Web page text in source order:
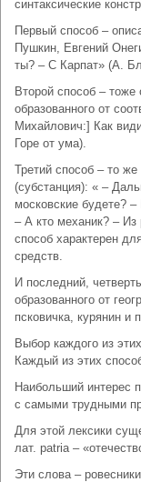
синтаксические
Первый способ –
Пушкин, Евгений
ты? – С Карпат» (А.
Второй способ –
образованного от
Михайлович:] Как
Горе от ума).
Третий способ – то
(субстанция): « –
московские будете?
– А кто механик? –
способ характерен
средств.
И последний,
образованного от
псковичка, курянин и
Выбор каждого из
Каждый из этих
Наибольший интерес
с самыми трудными
Для этой лексики
лат. patria –
Эти слова –